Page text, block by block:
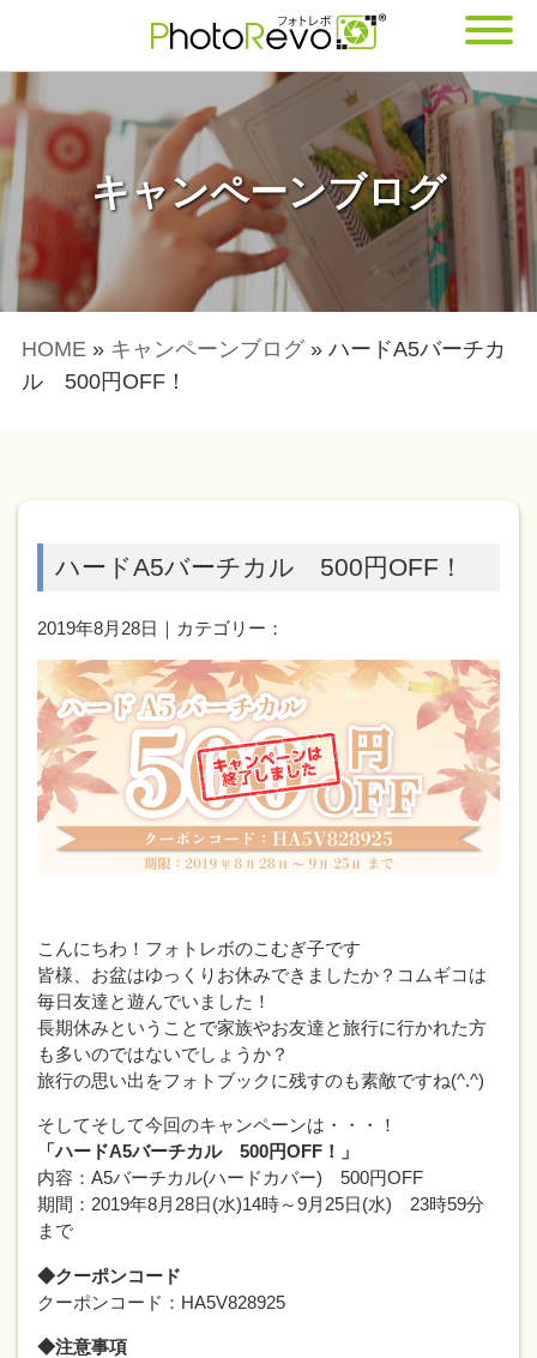
キャンペーンブログ
HOME » キャンペーンブログ » ハードA5バーチカ
ル 500円OFF！
ハードA5バーチカル 500円OFF！
2019年8月28日｜カテゴリー：
こんにちわ！フォトレボのこむぎ子です
皆様、お盆はゆっくりお休みできましたか？コムギコは
毎日友達と遊んでいました！
長期休みということで家族やお友達と旅行に行かれた方
も多いのではないでしょうか？
旅行の思い出をフォトブックに残すのも素敵ですね(^.^)
そしてそして今回のキャンペーンは・・・！
「ハードA5バーチカル 500円OFF！」
内容：A5バーチカル(ハードカバー) 500円OFF
期間：2019年8月28日(水)14時～9月25日(水) 23時59分
まで
◆クーポンコード
クーポンコード：HA5V828925
◆注意事項